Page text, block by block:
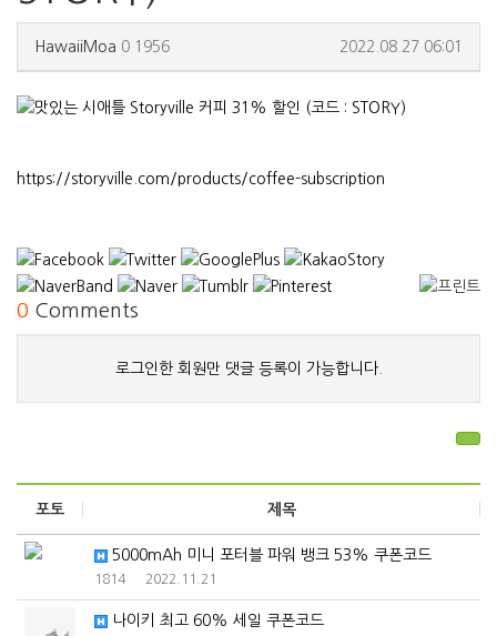
HawaiiMoa 0 1956 2022.08.27 06:01
https://storyville.com/products/coffee-subscription
0 Comments
로그인한 회원만 댓글 등록이 가능합니다.
포토 제목
5000mAh 미니 포터블 파워 뱅크 53% 쿠폰코드
1814 2022.11.21
나이키 최고 60% 세일 쿠폰코드